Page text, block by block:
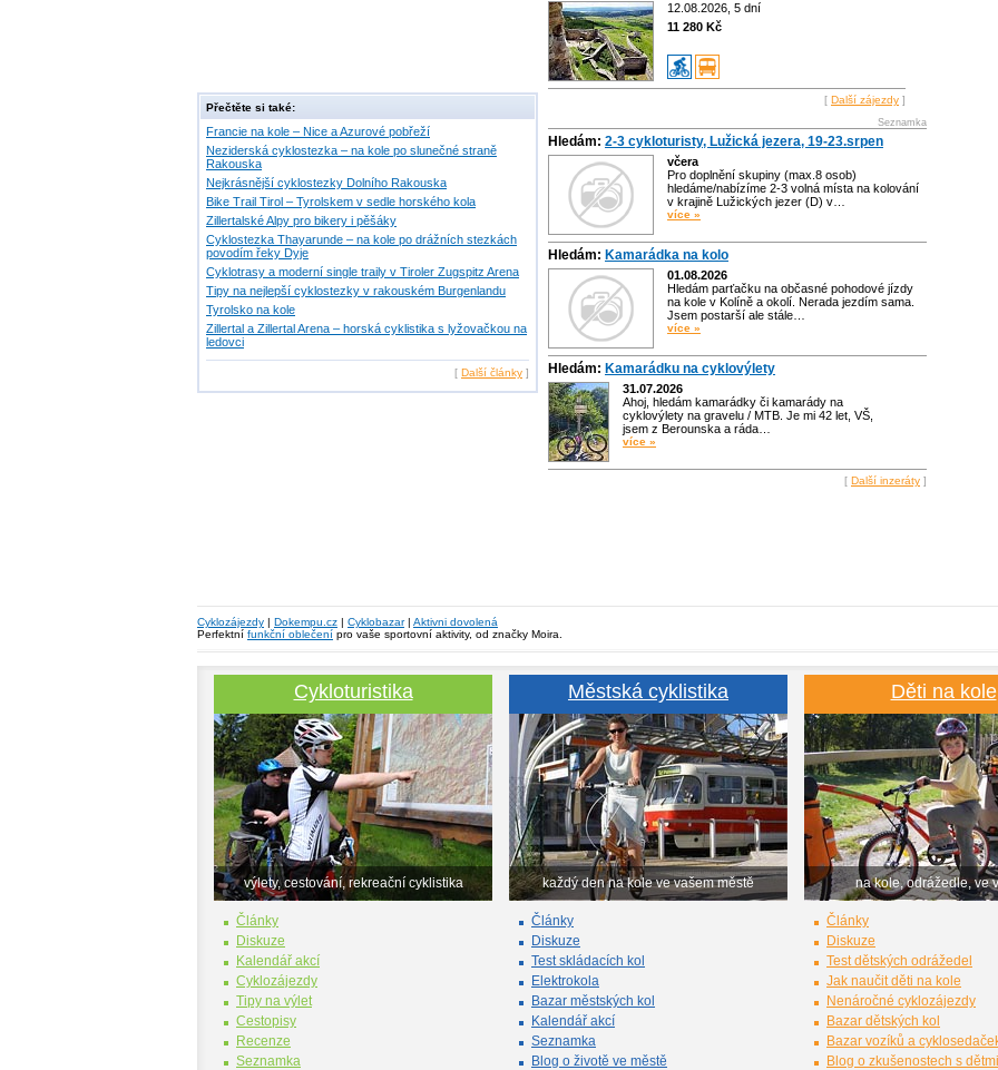
Přečtěte si také:
Francie na kole – Nice a Azurové pobřeží
Neziderská cyklostezka – na kole po slunečné straně
Rakouska
Nejkrásnější cyklostezky Dolního Rakouska
Bike Trail Tirol – Tyrolskem v sedle horského kola
Zillertalské Alpy pro bikery i pěšáky
Cyklostezka Thayarunde – na kole po drážních stezkách
povodím řeky Dyje
Cyklotrasy a moderní single traily v Tiroler Zugspitz Arena
Tipy na nejlepší cyklostezky v rakouském Burgenlandu
Tyrolsko na kole
Zillertal a Zillertal Arena – horská cyklistika s lyžovačkou na
ledovci
[ Další články ]
12.08.2026, 5 dní
11 280 Kč
[ Další zájezdy ]
Seznamka
Hledám: 2-3 cykloturisty, Lužická jezera, 19-23.srpen
včera
Pro doplnění skupiny (max.8 osob)
hledáme/nabízíme 2-3 volná místa na kolování
v krajině Lužických jezer (D) v…
více »
Hledám: Kamarádka na kolo
01.08.2026
Hledám parťačku na občasné pohodové jízdy
na kole v Kolíně a okolí. Nerada jezdím sama.
Jsem postarší ale stále…
více »
Hledám: Kamarádku na cyklovýlety
31.07.2026
Ahoj, hledám kamarádky či kamarády na
cyklovýlety na gravelu / MTB. Je mi 42 let, VŠ,
jsem z Berounska a ráda…
více »
[ Další inzeráty ]
Cyklozájezdy | Dokempu.cz | Cyklobazar| Aktivni dovolená
Perfektní funkční oblečení pro vaše sportovní aktivity, od značky Moira.
Cykloturistika
výlety, cestování, rekreační cyklistika
Články
Diskuze
Kalendář akcí
Cyklozájezdy
Tipy na výlet
Cestopisy
Recenze
Seznamka
Městská cyklistika
každý den na kole ve vašem městě
Články
Diskuze
Test skládacích kol
Elektrokola
Bazar městských kol
Kalendář akcí
Seznamka
Blog o životě ve městě
Děti na kole
na kole, odrážedle, ve
Články
Diskuze
Test dětských odrážedel
Jak naučit děti na kole
Nenáročné cyklozájezdy
Bazar dětských kol
Bazar vozíků a
Blog o zkušenostech s dětmi